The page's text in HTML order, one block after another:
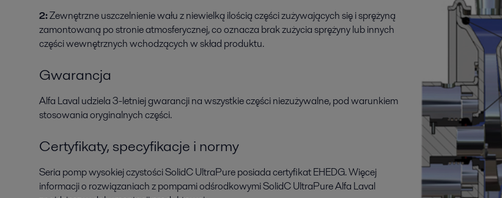
2:Zewnętrzne uszczelnienie wału z niewielką ilością części zużywających się i sprężyną
zamontowaną po stronie atmosferycznej, co oznacza brak zużycia sprężyny lub innych
części wewnętrznych wchodzących w skład produktu.
Gwarancja
Alfa Laval udziela 3-letniej gwarancji na wszystkie części niezużywalne, pod warunkiem
stosowania oryginalnych części.
Certyfikaty, specyfikacje i normy
Seria pomp wysokiej czystości SolidC UltraPure posiada certyfikat EHEDG. Więcej
informacji o rozwiązaniach z pompami odśrodkowymi SolidC UltraPure Alfa Laval